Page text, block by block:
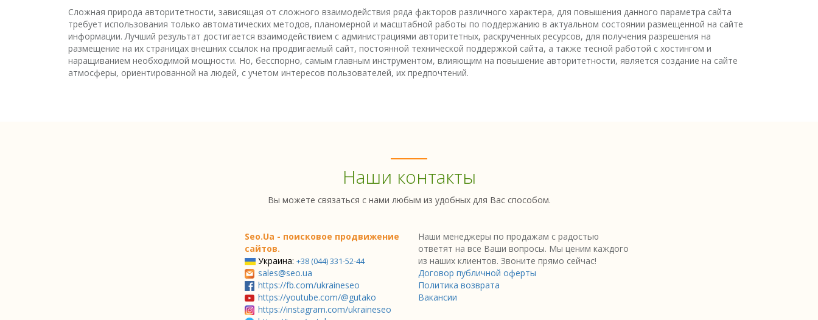
Сложная природа авторитетности, зависящая от сложного взаимодействия ряда факторов различного характера, для повышения данного параметра сайта
требует использования только автоматических методов, планомерной и масштабной работы по поддержанию в актуальном состоянии размещенной на сайте
информации. Лучший результат достигается взаимодействием с администрациями авторитетных, раскрученных ресурсов, для получения разрешения на
размещение на их страницах внешних ссылок на продвигаемый сайт, постоянной технической поддержкой сайта, а также тесной работой с хостингом и
наращиванием необходимой мощности. Но, бесспорно, самым главным инструментом, влияющим на повышение авторитетности, является создание на сайте
атмосферы, ориентированной на людей, с учетом интересов пользователей, их предпочтений.
Наши контакты
Вы можете связаться с нами любым из удобных для Вас способом.
Seo.Ua - поисковое продвижение
сайтов.
Украина: +38 (044) 331-52-44
sales@seo.ua
https://fb.com/ukraineseo
https://youtube.com/@gutako
https://instagram.com/ukraineseo
Наши менеджеры по продажам с радостью
ответят на все Ваши вопросы. Мы ценим каждого
из наших клиентов. Звоните прямо сейчас!
Договор публичной оферты
Политика возврата
Вакансии